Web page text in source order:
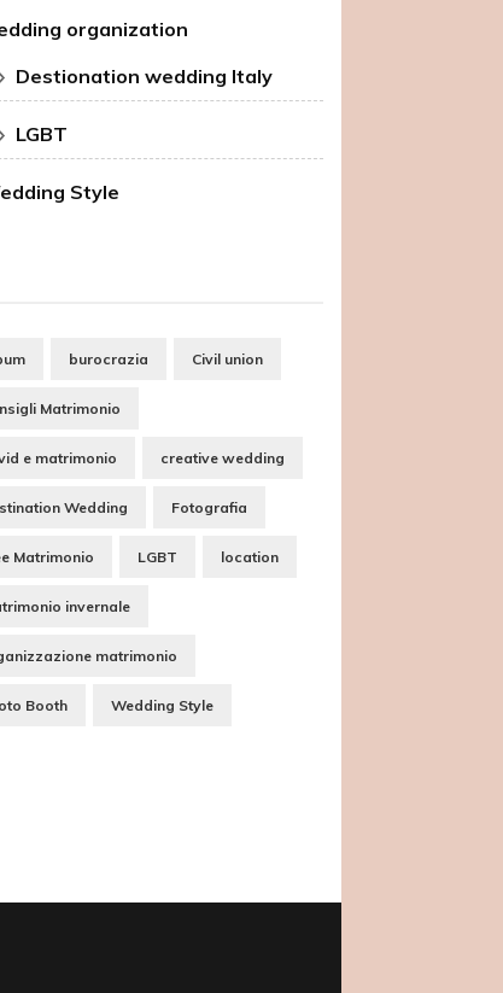
organization
Destionation wedding Italy
LGBT
Style
burocrazia Civil union
Matrimonio
e matrimonio creative wedding
Wedding Fotografia
Matrimonio LGBT location
invernale
matrimonio
Booth Wedding Style